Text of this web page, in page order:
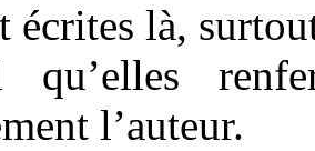
écrites là,
qu’elles
l’auteur.